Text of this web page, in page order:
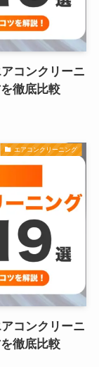
コンクリーニ
徹底比較
エアコンクリーニング
コンクリーニ
徹底比較